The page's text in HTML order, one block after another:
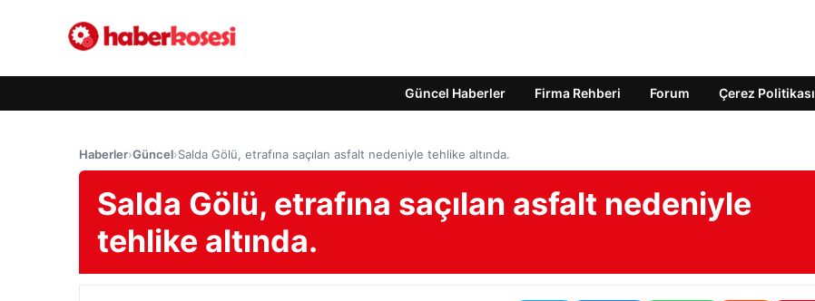
Güncel Haberler Firma Rehberi Forum Çerez Politikası
Haberler›Güncel›Salda Gölü, etrafına saçılan asfalt nedeniyle tehlike altında.
Salda Gölü, etrafına saçılan asfalt nedeniyle
tehlike altında.